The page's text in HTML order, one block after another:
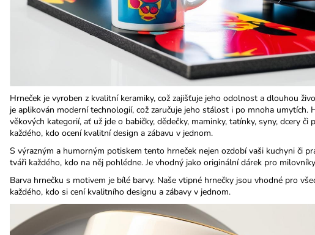
Hrneček je vyroben z kvalitní keramiky, což zajišťuje jeho odolnost a dlouhou
je aplikován moderní technologií, což zaručuje jeho stálost i po mnoha umytích.
věkových kategorií, ať už jde o babičky, dědečky, maminky, tatínky, syny, dcery
každého, kdo ocení kvalitní design a zábavu v jednom.​
S výrazným a humorným potiskem tento hrneček nejen ozdobí vaši kuchyni či
tváři každého, kdo na něj pohlédne. Je vhodný jako originální dárek pro
Barva hrnečku s motivem je bílé barvy. Naše vtipné hrnečky jsou vhodné pro
každého, kdo si cení kvalitního designu a zábavy v jednom.​